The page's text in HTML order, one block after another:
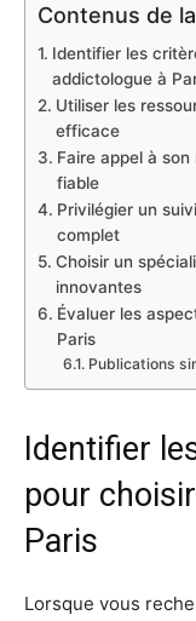
Contenus de
Identifier les
addictologue à
Utiliser les
efficace
Faire appel à
fiable
Privilégier un
complet
Choisir un
innovantes
Évaluer les
Paris
Publications
Identifier
pour
Paris
Lorsque vous